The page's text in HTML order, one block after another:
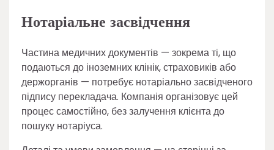
Нотаріальне засвідчення
Частина медичних документів — зокрема ті, що
подаються до іноземних клінік, страховиків або
держорганів — потребує нотаріально засвідченого
підпису перекладача. Компанія організовує цей
процес самостійно, без залучення клієнта до
пошуку нотаріуса.